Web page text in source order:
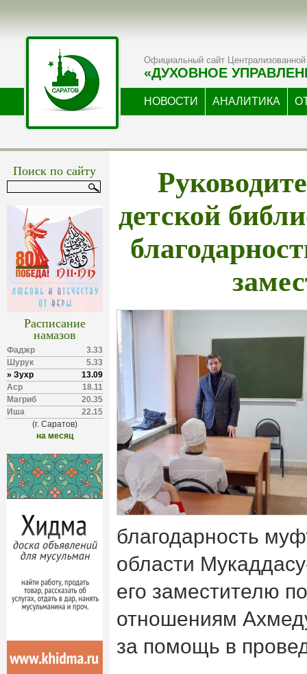
Официальный сайт Централизованной
«ДУХОВНОЕ
НОВОСТИ АНАЛИТИКА
Поиск по сайту
Расписание
намазов
Фаджр
3.33
Шурук
5.33
» Зухр
13.09
Аср
18.11
Магриб
20.35
Иша
22.15
(г. Саратов)
на месяц
детской
благодарность
области
его заместителю
отношениям
за помощь в